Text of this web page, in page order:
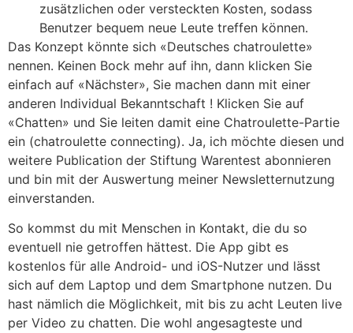
zusätzlichen oder versteckten Kosten, sodass
Benutzer bequem neue Leute treffen können.
Das Konzept könnte sich «Deutsches chatroulette»
nennen. Keinen Bock mehr auf ihn, dann klicken Sie
einfach auf «Nächster», Sie machen dann mit einer
anderen Individual Bekanntschaft ! Klicken Sie auf
«Chatten» und Sie leiten damit eine Chatroulette-Partie
ein (chatroulette connecting). Ja, ich möchte diesen und
weitere Publication der Stiftung Warentest abonnieren
und bin mit der Auswertung meiner Newsletternutzung
einverstanden.
So kommst du mit Menschen in Kontakt, die du so
eventuell nie getroffen hättest. Die App gibt es
kostenlos für alle Android- und iOS-Nutzer und lässt
sich auf dem Laptop und dem Smartphone nutzen. Du
hast nämlich die Möglichkeit, mit bis zu acht Leuten live
per Video zu chatten. Die wohl angesagteste und